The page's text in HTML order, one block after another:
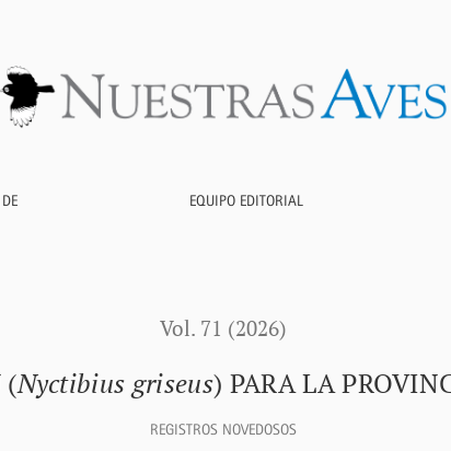
para la provincia de Mendoza, Argentina
EQUIPO EDITORIAL
Vol. 71 (2026)
(Nyctibius griseus) PARA LA
REGISTROS NOVEDOSOS